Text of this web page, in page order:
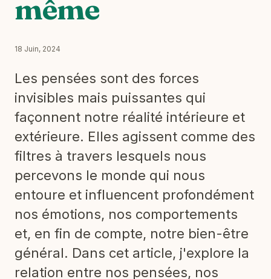
même
18 Juin, 2024
Les pensées sont des forces
invisibles mais puissantes qui
façonnent notre réalité intérieure et
extérieure. Elles agissent comme des
filtres à travers lesquels nous
percevons le monde qui nous
entoure et influencent profondément
nos émotions, nos comportements
et, en fin de compte, notre bien-être
général. Dans cet article, j'explore la
relation entre nos pensées, nos